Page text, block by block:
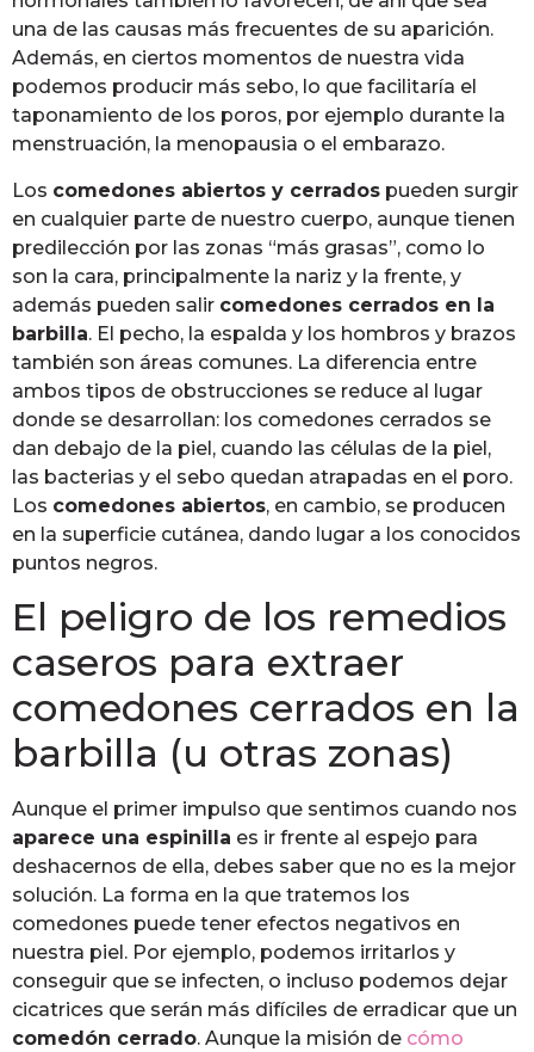
una de las causas más frecuentes de su aparición.
Además, en ciertos momentos de nuestra vida
podemos producir más sebo, lo que facilitaría el
taponamiento de los poros, por ejemplo durante la
menstruación, la menopausia o el embarazo.
Los comedones abiertos y cerrados pueden surgir
en cualquier parte de nuestro cuerpo, aunque tienen
predilección por las zonas “más grasas”, como lo
son la cara, principalmente la nariz y la frente, y
además pueden salir comedones cerrados en la
barbilla. El pecho, la espalda y los hombros y brazos
también son áreas comunes. La diferencia entre
ambos tipos de obstrucciones se reduce al lugar
donde se desarrollan: los comedones cerrados se
dan debajo de la piel, cuando las células de la piel,
las bacterias y el sebo quedan atrapadas en el poro.
Los comedones abiertos, en cambio, se producen
en la superficie cutánea, dando lugar a los conocidos
puntos negros.
El peligro de los remedios
caseros para extraer
comedones cerrados en la
barbilla (u otras zonas)
Aunque el primer impulso que sentimos cuando nos
aparece una espinilla es ir frente al espejo para
deshacernos de ella, debes saber que no es la mejor
solución. La forma en la que tratemos los
comedones puede tener efectos negativos en
nuestra piel. Por ejemplo, podemos irritarlos y
conseguir que se infecten, o incluso podemos dejar
cicatrices que serán más difíciles de erradicar que un
comedón cerrado. Aunque la misión de cómo